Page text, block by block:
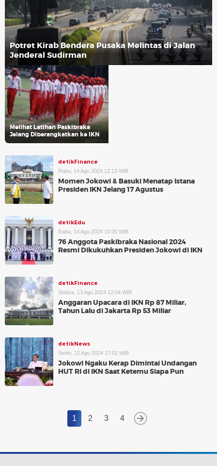
Potret Kirab Bendera Pusaka Melintas di Jalan
Jenderal Sudirman
Melihat Latihan Paskibraka
Jelang Diberangkatkan ke IKN
detikFinance
Rabu, 14 Agu 2024 12:13 WIB
Momen Jokowi & Basuki Menatap Istana
Presiden IKN Jelang 17 Agustus
detikEdu
Rabu, 14 Agu 2024 10:00 WIB
76 Anggota Paskibraka Nasional 2024
Resmi Dikukuhkan Presiden Jokowi di IKN
detikFinance
Selasa, 13 Agu 2024 12:04 WIB
Anggaran Upacara di IKN Rp 87 Miliar,
Tahun Lalu di Jakarta Rp 53 Miliar
detikNews
Senin, 12 Agu 2024 17:01 WIB
Jokowi Ngaku Kerap Dimintai Undangan
HUT RI di IKN Saat Ketemu Siapa Pun
1 2 3 4